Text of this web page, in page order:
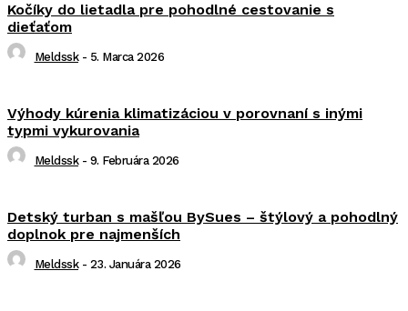
Kočíky do lietadla pre pohodlné cestovanie s
dieťaťom
Meldssk - 5. Marca 2026
Výhody kúrenia klimatizáciou v porovnaní s inými
typmi vykurovania
Meldssk - 9. Februára 2026
Detský turban s mašľou BySues – štýlový a pohodlný
doplnok pre najmenších
Meldssk - 23. Januára 2026